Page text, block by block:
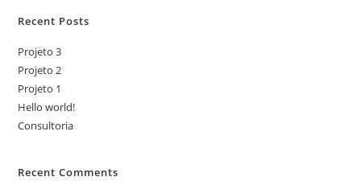
Recent Posts
Projeto 3
Projeto 2
Projeto 1
Hello world!
Consultoria
Recent Comments